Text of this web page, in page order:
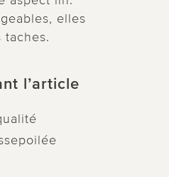
elles
taches.
l’article